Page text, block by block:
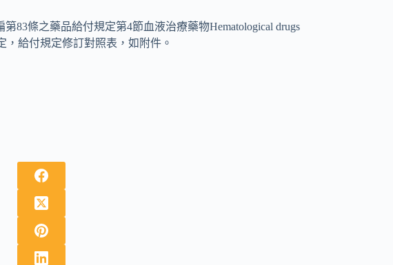
83條之藥品給付規定第4節血液治療藥物Hematological drugs
，給付規定修訂對照表，如附件。